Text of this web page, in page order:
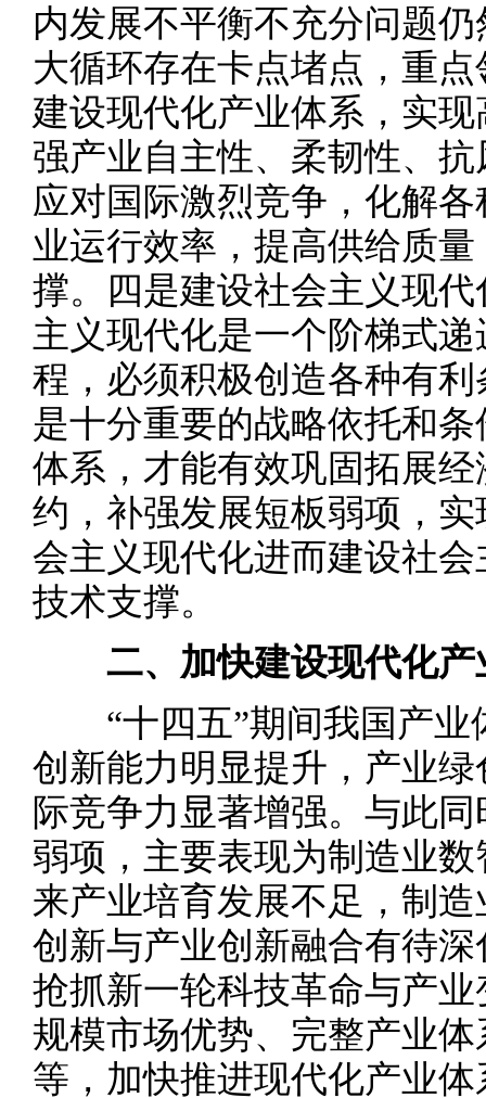
内发展不平衡不充分问题
大循环存在卡点堵点，重
建设现代化产业体系，实
强产业自主性、柔韧性、
应对国际激烈竞争，化解
业运行效率，提高供给质
撑。四是建设社会主义现
主义现代化是一个阶梯式
程，必须积极创造各种有
是十分重要的战略依托和
体系，才能有效巩固拓展
约，补强发展短板弱项，
会主义现代化进而建设社
技术支撑。
二、加快建设现代化
“十四五”期间我国产业
创新能力明显提升，产业
际竞争力显著增强。与此
弱项，主要表现为制造业
来产业培育发展不足，制
创新与产业创新融合有待
抢抓新一轮科技革命与产
规模市场优势、完整产业
等，加快推进现代化产业